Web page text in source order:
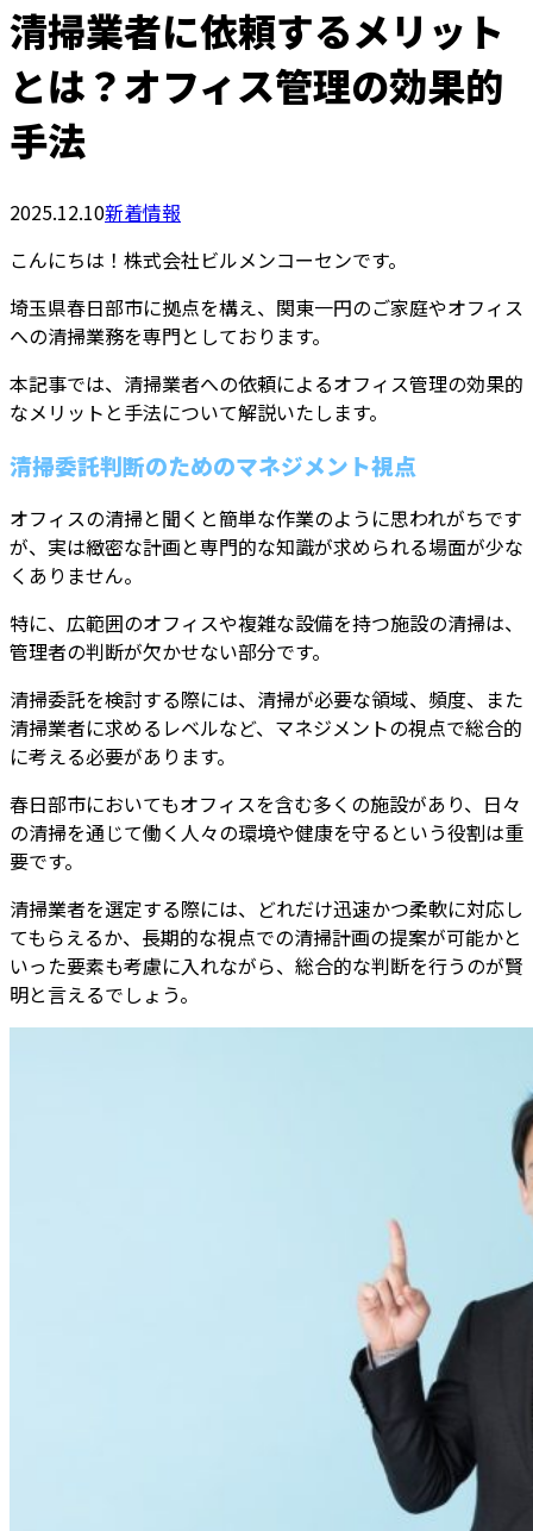
清掃業者に依頼するメリット
とは？オフィス管理の効果的
手法
2025.12.10新着情報
こんにちは！株式会社ビルメンコーセンです。
埼玉県春日部市に拠点を構え、関東一円のご家庭やオフィス
への清掃業務を専門としております。
本記事では、清掃業者への依頼によるオフィス管理の効果的
なメリットと手法について解説いたします。
清掃委託判断のためのマネジメント視点
オフィスの清掃と聞くと簡単な作業のように思われがちです
が、実は緻密な計画と専門的な知識が求められる場面が少な
くありません。
特に、広範囲のオフィスや複雑な設備を持つ施設の清掃は、
管理者の判断が欠かせない部分です。
清掃委託を検討する際には、清掃が必要な領域、頻度、また
清掃業者に求めるレベルなど、マネジメントの視点で総合的
に考える必要があります。
春日部市においてもオフィスを含む多くの施設があり、日々
の清掃を通じて働く人々の環境や健康を守るという役割は重
要です。
清掃業者を選定する際には、どれだけ迅速かつ柔軟に対応し
てもらえるか、長期的な視点での清掃計画の提案が可能かと
いった要素も考慮に入れながら、総合的な判断を行うのが賢
明と言えるでしょう。